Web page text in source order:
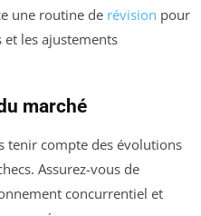
une routine de révision pour
et les ajustements
marché
tenir compte des évolutions
Assurez-vous de
concurrentiel et